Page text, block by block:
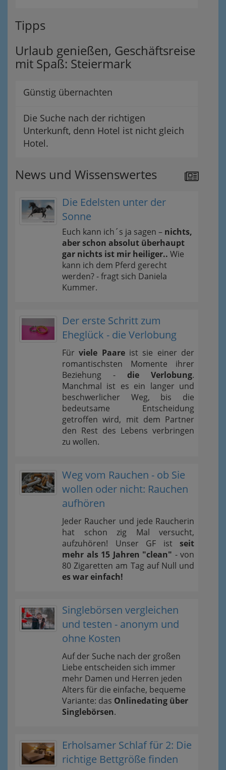
Tipps
Urlaub genießen, Geschäftsreise
mit Spaß: Steiermark
Günstig übernachten
Die Suche nach der richtigen
Unterkunft, denn Hotel ist nicht gleich
Hotel.
News und Wissenswertes
Die Edelsten unter der
Sonne
Euch kann ich´s ja sagen – nichts,
aber schon absolut überhaupt
gar nichts ist mir heiliger.. Wie
kann ich dem Pferd gerecht
werden? - fragt sich Daniela
Kummer.
Der erste Schritt zum
Eheglück - die Verlobung
Fürviele Paareist sie einer der
romantischsten Momente ihrer
Beziehung - die Verlobung.
Manchmal ist es ein langer und
beschwerlicher Weg, bis die
bedeutsame Entscheidung
getroffen wird, mit dem Partner
den Rest des Lebens verbringen
zu wollen.
Weg vom Rauchen - ob Sie
wollen oder nicht: Rauchen
aufhören
Jeder Raucher und jede Raucherin
hat schon zig Mal versucht,
aufzuhören! Unser GF ist seit
mehr als 15 Jahren "clean" - von
80 Zigaretten am Tag auf Null und
es war einfach!
Singlebörsen vergleichen
und testen - anonym und
ohne Kosten
Auf der Suche nach der großen
Liebe entscheiden sich immer
mehr Damen und Herren jeden
Alters für die einfache, bequeme
Variante: das Onlinedating über
Singlebörsen.
Erholsamer Schlaf für 2: Die
richtige Bettgröße finden